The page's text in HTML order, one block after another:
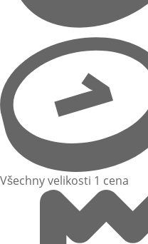
Všechny velikosti 1 cena